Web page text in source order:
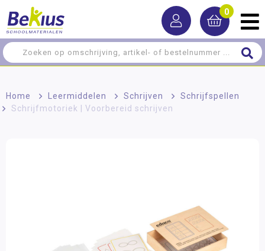
0
Home > Leermiddelen > Schrijven > Schrijfspellen
Schrijfmotoriek | Voorbereid schrijven